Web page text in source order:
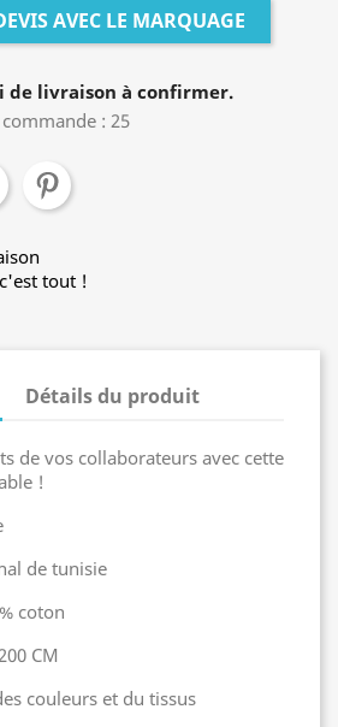
AVEC LE MARQUAGE
de livraison à confirmer.
: 25
tout !
Détails du produit
de vos collaborateurs avec cette
!
de tunisie
coton
CM
couleurs et du tissus